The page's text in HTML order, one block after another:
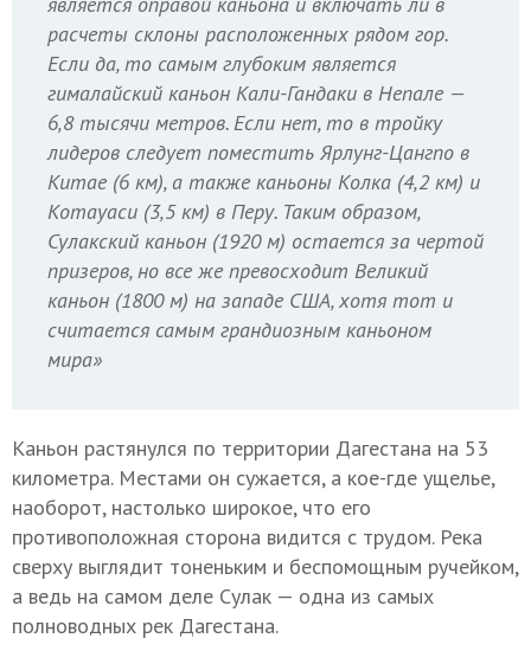
расчеты склоны расположенных рядом гор.
Если да, то самым глубоким является
гималайский каньон Кали-Гандаки в Непале —
6,8 тысячи метров. Если нет, то в тройку
лидеров следует поместить Ярлунг-Цангпо в
Китае (6 км), а также каньоны Колка (4,2 км) и
Котауаси (3,5 км) в Перу. Таким образом,
Сулакский каньон (1920 м) остается за чертой
призеров, но все же превосходит Великий
каньон (1800 м) на западе США, хотя тот и
считается самым грандиозным каньоном
мира»
Каньон растянулся по территории Дагестана на 53
километра. Местами он сужается, а кое-где ущелье,
наоборот, настолько широкое, что его
противоположная сторона видится с трудом. Река
сверху выглядит тоненьким и беспомощным ручейком,
а ведь на самом деле Сулак — одна из самых
полноводных рек Дагестана.